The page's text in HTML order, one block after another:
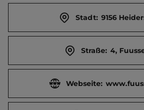
Holz-Chalet mit überdachtem
Brötchenservice.    Touristen-/
Stadt: 9156
Straße: 4,
Webseite: